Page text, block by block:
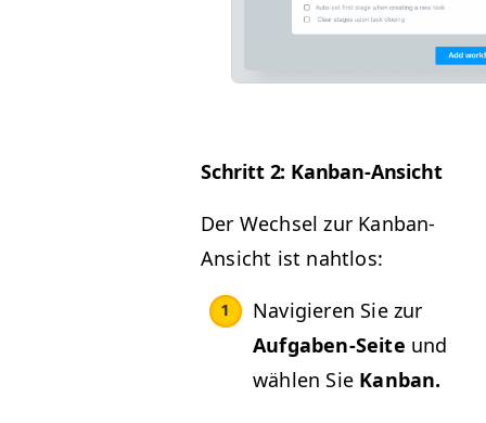
Schritt 2: Kanban-Ansicht
Der Wech­sel zur Kan­ban-
Ansicht ist nahtlos:
Navigieren Sie zur
Auf­gaben-Seite und
wählen Sie Kan­ban.